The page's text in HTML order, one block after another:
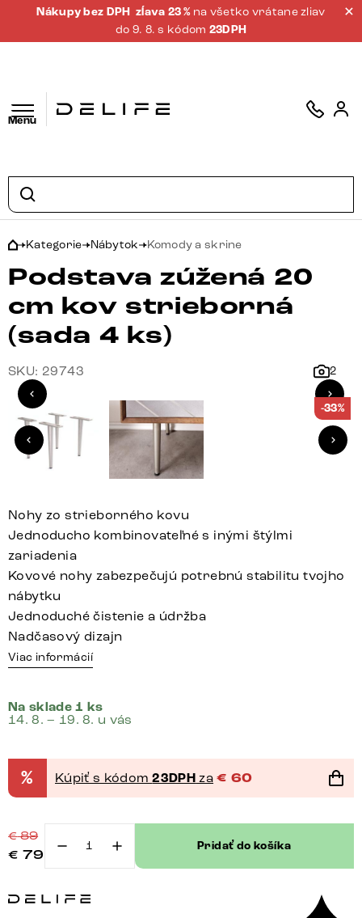
Nákupy bez DPH zĺava 23 % na všetko vrátane zliav
do 9. 8. s kódom 23DPH
Menu
Kategorie Nábytok Komody a skrine
Podstava zúžená 20
cm kov strieborná
(sada 4 ks)
SKU: 29743 2
-33%
Nohy zo strieborného kovu
Jednoducho kombinovateľné s inými štýlmi
zariadenia
Kovové nohy zabezpečujú potrebnú stabilitu tvojho
nábytku
Jednoduché čistenie a údržba
Nadčasový dizajn
Viac informácií
Na sklade 1 ks
14. 8. – 19. 8. u vás
% Kúpiť s kódom23DPH za € 60
€89
€ 79
zúžená
Pridať do košíka